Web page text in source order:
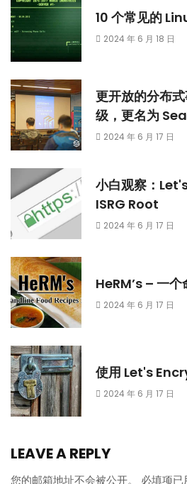
10 个常见的
2024 年 6 月 18 日
更开放的分布
级，更名为
2024 年 6 月 17 日
小白观察：
ISRG Root
2024 年 6 月 17 日
HeRM’s – 一
2024 年 6 月 17 日
使用 Let's
2024 年 6 月 17 日
LEAVE A REPLY
您的邮箱地址不会被公开。 必填项已